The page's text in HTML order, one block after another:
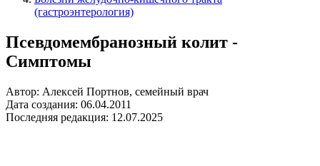
(гастроэнтерология)
Псевдомембранозный колит -
Симптомы
Автор: Алексей Портнов, семейный врач
Дата создания: 06.04.2011
Последняя редакция: 12.07.2025